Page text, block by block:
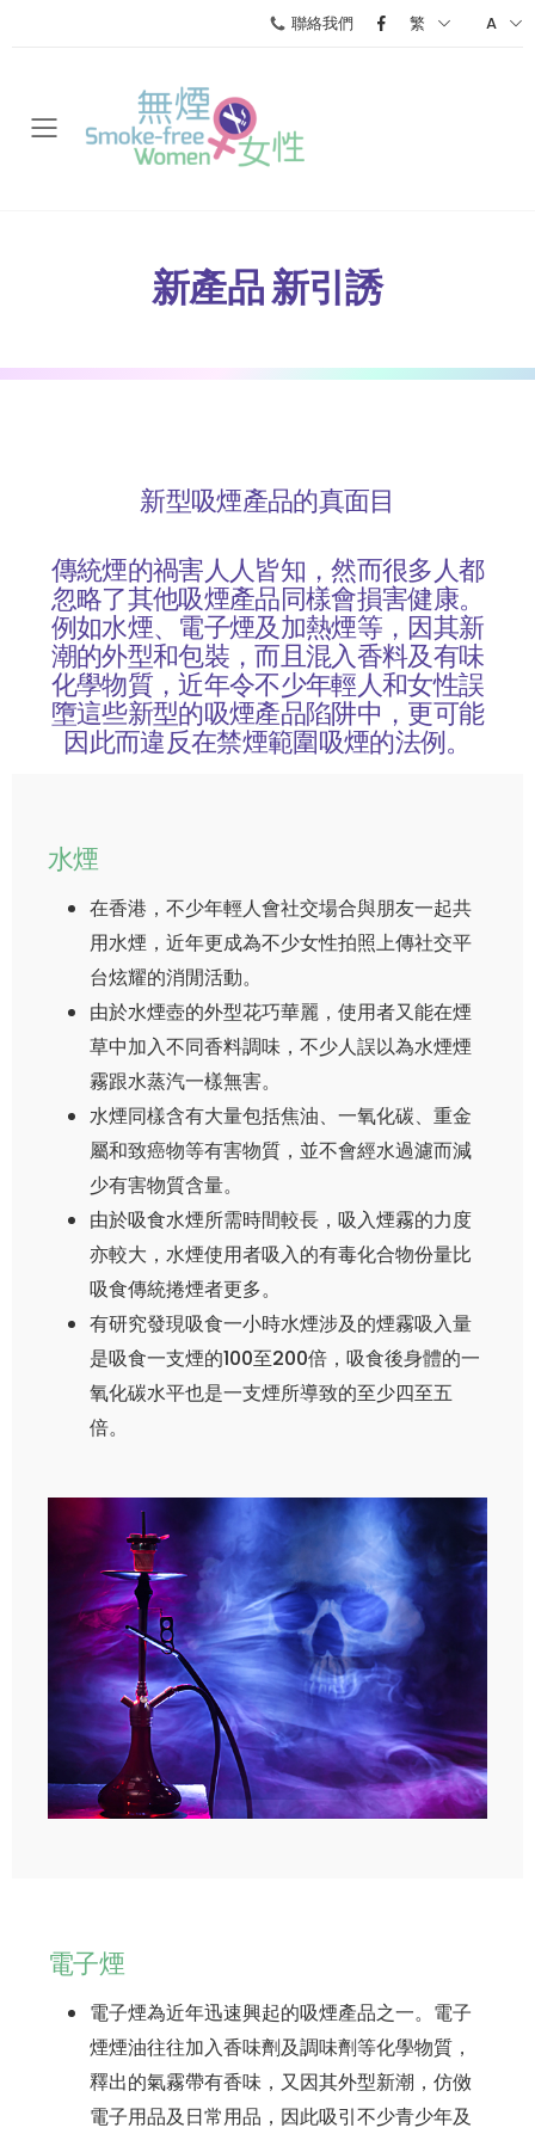
聯絡我們 繁 A
Toggle mobile menu
新產品 新引誘
新型吸煙產品的真面目
傳統煙的禍害人人皆知，然而很多人都
忽略了其他吸煙產品同樣會損害健康。
例如水煙、電子煙及加熱煙等，因其新
潮的外型和包裝，而且混入香料及有味
化學物質，近年令不少年輕人和女性誤
墮這些新型的吸煙產品陷阱中，更可能
因此而違反在禁煙範圍吸煙的法例。
水煙
在香港，不少年輕人會社交場合與朋友一起共
用水煙，近年更成為不少女性拍照上傳社交平
台炫耀的消閒活動。
由於水煙壺的外型花巧華麗，使用者又能在煙
草中加入不同香料調味，不少人誤以為水煙煙
霧跟水蒸汽一樣無害。
水煙同樣含有大量包括焦油、一氧化碳、重金
屬和致癌物等有害物質，並不會經水過濾而減
少有害物質含量。
由於吸食水煙所需時間較長，吸入煙霧的力度
亦較大，水煙使用者吸入的有毒化合物份量比
吸食傳統捲煙者更多。
有研究發現吸食一小時水煙涉及的煙霧吸入量
是吸食一支煙的100至200倍，吸食後身體的一
氧化碳水平也是一支煙所導致的至少四至五
倍。
電子煙
電子煙為近年迅速興起的吸煙產品之一。電子
煙煙油往往加入香味劑及調味劑等化學物質，
釋出的氣霧帶有香味，又因其外型新潮，仿傚
電子用品及日常用品，因此吸引不少青少年及